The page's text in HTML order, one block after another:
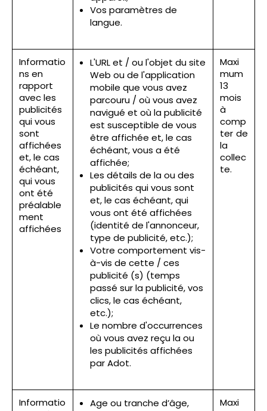
Vos paramètres de
langue.
Informatio
ns en
rapport
avec les
publicités
qui vous
sont
affichées
et, le cas
échéant,
qui vous
ont été
préalable
ment
affichées
L'URL et / ou l'objet du site
Web ou de l'application
mobile que vous avez
parcouru / où vous avez
navigué et où la publicité
est susceptible de vous
être affichée et, le cas
échéant, vous a été
affichée;
Les détails de la ou des
publicités qui vous sont
et, le cas échéant, qui
vous ont été affichées
(identité de l'annonceur,
type de publicité, etc.);
Votre comportement vis-
à-vis de cette / ces
publicité (s) (temps
passé sur la publicité, vos
clics, le cas échéant,
etc.);
Le nombre d'occurrences
où vous avez reçu la ou
les publicités affichées
par Adot.
Maxi
mum
13
mois
à
comp
ter de
la
collec
te.
Informatio
Age ou tranche d’âge,
Maxi